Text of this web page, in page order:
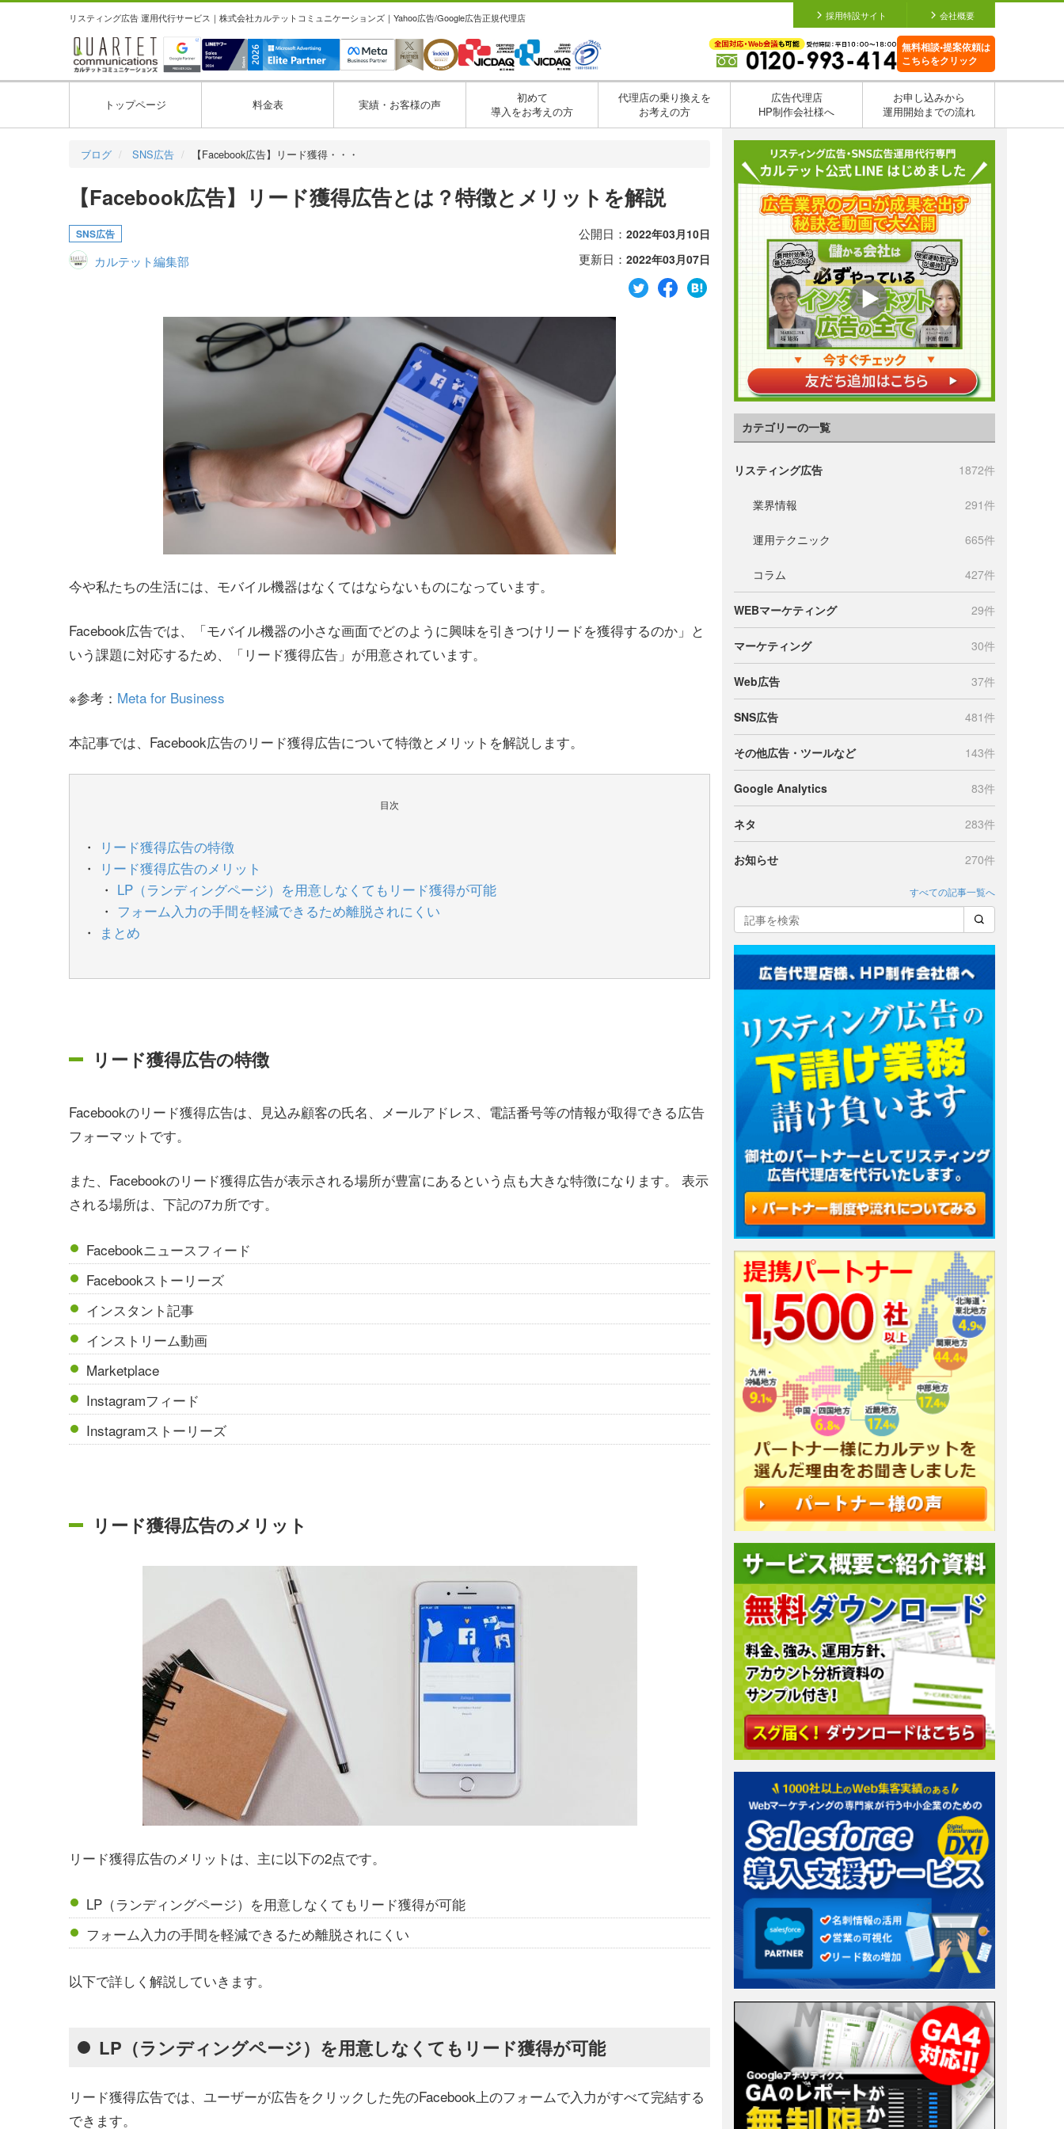
リスティング広告 運用代行サービス｜株式会社カルテットコミュニケーションズ｜Yahoo広告/Google広告正規代理店 採用特設サイト 会社概要
無料相談•提案依頼は
こちらをクリック
トップページ 料金表 実績・お客様の声
初めて
導入をお考えの方
代理店の乗り換えを
お考えの方
広告代理店
HP制作会社様へ
お申し込みから
運用開始までの流れ
ブログ SNS広告 【Facebook広告】リード獲得・・・
【Facebook広告】リード獲得広告とは？特徴とメリットを解説
SNS広告
カルテット編集部
公開日： 2022年03月10日
更新日： 2022年03月07日
今や私たちの生活には、モバイル機器はなくてはならないものになっています。
Facebook広告では、「モバイル機器の小さな画面でどのように興味を引きつけリードを獲得するのか」と
いう課題に対応するため、「リード獲得広告」が用意されています。
※参考： Meta for Business
本記事では、Facebook広告のリード獲得広告について特徴とメリットを解説します。
目次
リード獲得広告の特徴
リード獲得広告のメリット
LP（ランディングページ）を用意しなくてもリード獲得が可能
フォーム入力の手間を軽減できるため離脱されにくい
まとめ
リード獲得広告の特徴
Facebookのリード獲得広告は、見込み顧客の氏名、メールアドレス、電話番号等の情報が取得できる広告
フォーマットです。
また、Facebookのリード獲得広告が表示される場所が豊富にあるという点も大きな特徴になります。 表示
される場所は、下記の7カ所です。
Facebookニュースフィード
Facebookストーリーズ
インスタント記事
インストリーム動画
Marketplace
Instagramフィード
Instagramストーリーズ
リード獲得広告のメリット
リード獲得広告のメリットは、主に以下の2点です。
LP（ランディングページ）を用意しなくてもリード獲得が可能
フォーム入力の手間を軽減できるため離脱されにくい
以下で詳しく解説していきます。
LP（ランディングページ）を用意しなくてもリード獲得が可能
リード獲得広告では、ユーザーが広告をクリックした先のFacebook上のフォームで入力がすべて完結する
できます。
カテゴリーの一覧
リスティング広告 1872件
業界情報 291件
運用テクニック 665件
コラム 427件
WEBマーケティング 29件
マーケティング 30件
Web広告 37件
SNS広告 481件
その他広告・ツールなど 143件
Google Analytics 83件
ネタ 283件
お知らせ 270件
すべての記事一覧へ